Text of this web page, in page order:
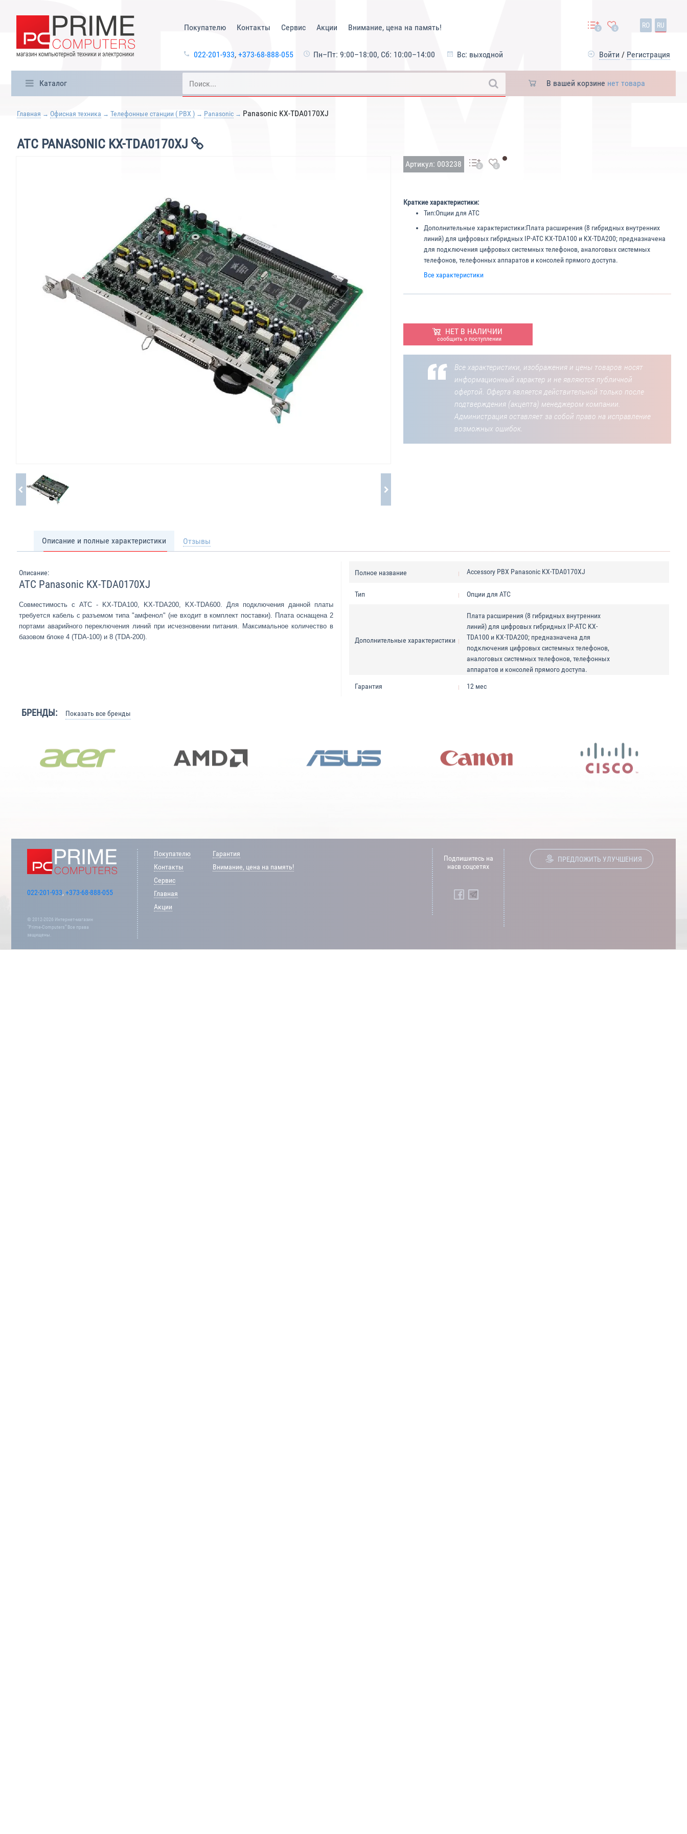
Покупателю Контакты Сервис Акции Внимание, цена на память!
022-201-933, +373-68-888-055 Пн–Пт: 9:00–18:00, Сб: 10:00–14:00 Вс: выходной
0 0 RO RU
Войти / Регистрация
Каталог В вашей корзине нет товара
Главная Офисная техника Телефонные станции ( PBX ) Panasonic Panasonic KX-TDA0170XJ
АТС PANASONIC KX-TDA0170XJ
Артикул: 003238 0 0
Краткие характеристики:
Тип:Опции для АТС
Дополнительные характеристики:Плата расширения (8 гибридных внутренних
линий) для цифровых гибридных IP-ATC KX-TDA100 и KX-TDA200; предназначена
для подключения цифровых системных телефонов, аналоговых системных
телефонов, телефонных аппаратов и консолей прямого доступа.
Все характеристики
НЕТ В НАЛИЧИИ
сообщить о поступлении
Все характеристики, изображения и цены товаров носят
информационный характер и не являются публичной
офертой. Оферта является действительной только после
подтверждения (акцепта) менеджером компании.
Администрация оставляет за собой право на исправление
возможных ошибок.
Описание и полные характеристики Отзывы
Описание:
АТС Panasonic KX-TDA0170XJ
Совместимость с АТС - KX-TDA100, KX-TDA200, KX-TDA600. Для подключения данной платы
требуется кабель с разъемом типа "амфенол" (не входит в комплект поставки). Плата оснащена 2
портами аварийного переключения линий при исчезновении питания. Максимальное количество в
базовом блоке 4 (TDA-100) и 8 (TDA-200).
Полное название Accessory PBX Panasonic KX-TDA0170XJ
Тип Опции для АТС
Дополнительные характеристики
Плата расширения (8 гибридных внутренних
линий) для цифровых гибридных IP-ATC KX-
TDA100 и KX-TDA200; предназначена для
подключения цифровых системных телефонов,
аналоговых системных телефонов, телефонных
аппаратов и консолей прямого доступа.
Гарантия 12 мес
БРЕНДЫ: Показать все бренды
022-201-933, +373-68-888-055
© 2012-2026 Интернет-магазин
“Prime-Computers” Все права
защищены.
Покупателю
Контакты
Сервис
Главная
Акции
Гарантия
Внимание, цена на память!
Подпишитесь на
насв соцсетях
ПРЕДЛОЖИТЬ УЛУЧШЕНИЯ